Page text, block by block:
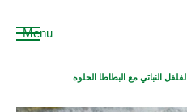
Menu
الفلفل النباتي مع البطاطا الحلوه